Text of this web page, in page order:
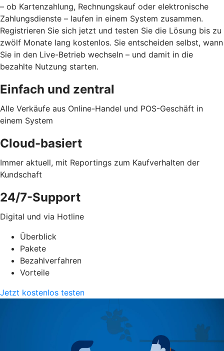
– ob Kartenzahlung, Rechnungskauf oder elektronische
Zahlungsdienste – laufen in einem System zusammen.
Registrieren Sie sich jetzt und testen Sie die Lösung bis zu
zwölf Monate lang kostenlos. Sie entscheiden selbst, wann
Sie in den Live-Betrieb wechseln – und damit in die
bezahlte Nutzung starten.
Einfach und zentral
Alle Verkäufe aus Online-Handel und POS-Geschäft in
einem System
Cloud-basiert
Immer aktuell, mit Reportings zum Kaufverhalten der
Kundschaft
24/7-Support
Digital und via Hotline
Überblick
Pakete
Bezahlverfahren
Vorteile
Jetzt kostenlos testen